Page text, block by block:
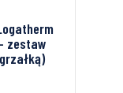
zestaw